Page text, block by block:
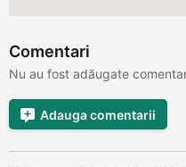
Comentari
Nu au fost adăugate
Adauga comentarii